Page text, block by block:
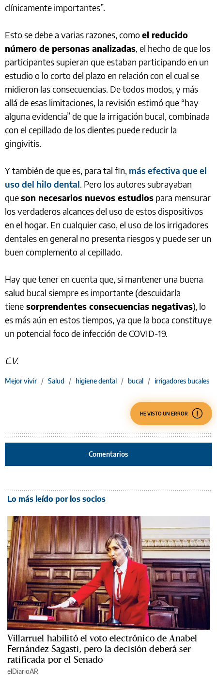
clínicamente importantes”.
Esto se debe a varias razones, comoel reducido
número de personas analizadas, el hecho de que los
participantes supieran que estaban participando en un
estudio o lo corto del plazo en relación con el cual se
midieron las consecuencias. De todos modos, y más
allá de esas limitaciones, la revisión estimó que “hay
alguna evidencia” de que la irrigación bucal, combinada
con el cepillado de los dientes puede reducir la
gingivitis.
Y también de que es, para tal fin, más efectiva que el
uso del hilo dental. Pero los autores subrayaban
queson necesarios nuevos estudios para mensurar
los verdaderos alcances del uso de estos dispositivos
en el hogar. En cualquier caso, el uso de los irrigadores
dentales en general no presenta riesgos y puede ser un
buen complemento al cepillado.
Hay que tener en cuenta que, si mantener una buena
salud bucal siempre es importante (descuidarla
tiene sorprendentes consecuencias negativas), lo
es más aún en estos tiempos, ya que la boca constituye
un potencial foco de infección de COVID-19.
C.V.
Mejor vivir / Salud / higiene dental / bucal / irrigadores bucales
HE VISTO UN ERROR
Comentarios
Lo más leído por los socios
Villarruel habilitó el voto electrónico de Anabel
Fernández Sagasti, pero la decisión deberá ser
ratificada por el Senado
elDiarioAR